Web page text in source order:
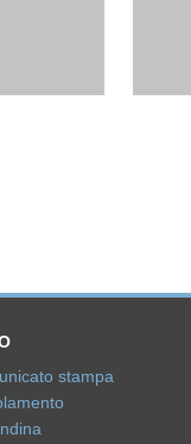
stampa